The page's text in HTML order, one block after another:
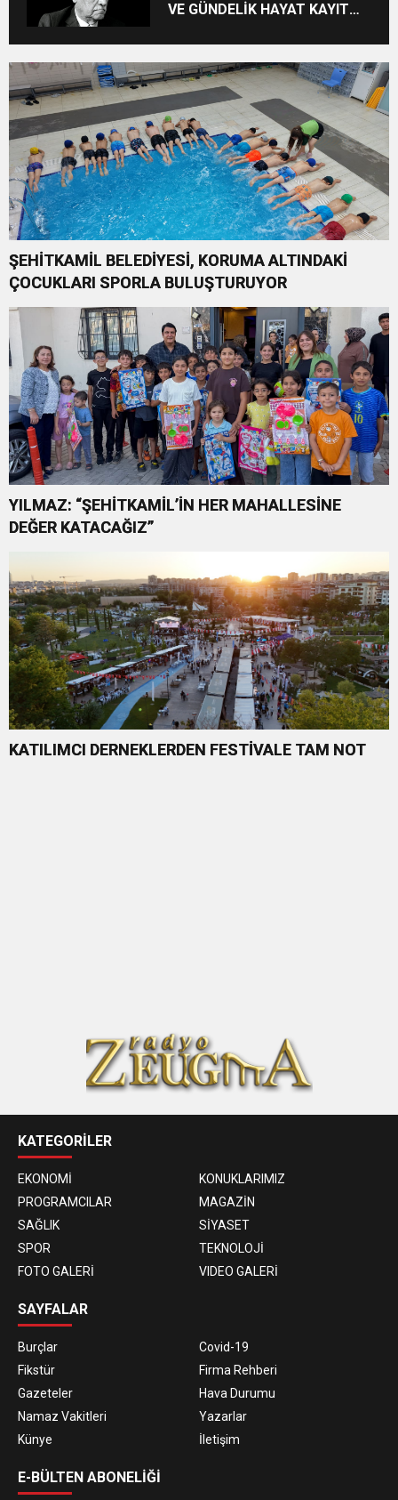
VE GÜNDELİK HAYAT KAYIT
ŞEHİTKAMİL BELEDİYESİ, KORUMA ALTINDAKİ
ÇOCUKLARI SPORLA BULUŞTURUYOR
YILMAZ: “ŞEHİTKAMİL’İN HER MAHALLESİNE
DEĞER KATACAĞIZ”
KATILIMCI DERNEKLERDEN FESTİVALE TAM NOT
KATEGORİLER
EKONOMİ
KONUKLARIMIZ
PROGRAMCILAR
MAGAZİN
SAĞLIK
SİYASET
SPOR
TEKNOLOJİ
FOTO GALERİ
VIDEO GALERİ
SAYFALAR
Burçlar
Covid-19
Fikstür
Firma Rehberi
Gazeteler
Hava Durumu
Namaz Vakitleri
Yazarlar
Künye
İletişim
E-BÜLTEN ABONELİĞİ